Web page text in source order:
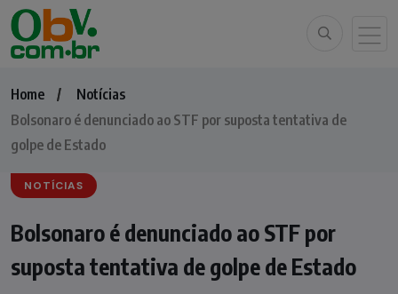
Home
Notícias
Bolsonaro é denunciado ao STF por suposta tentativa de
golpe de Estado
NOTÍCIAS
Bolsonaro é denunciado ao STF por
suposta tentativa de golpe de Estado